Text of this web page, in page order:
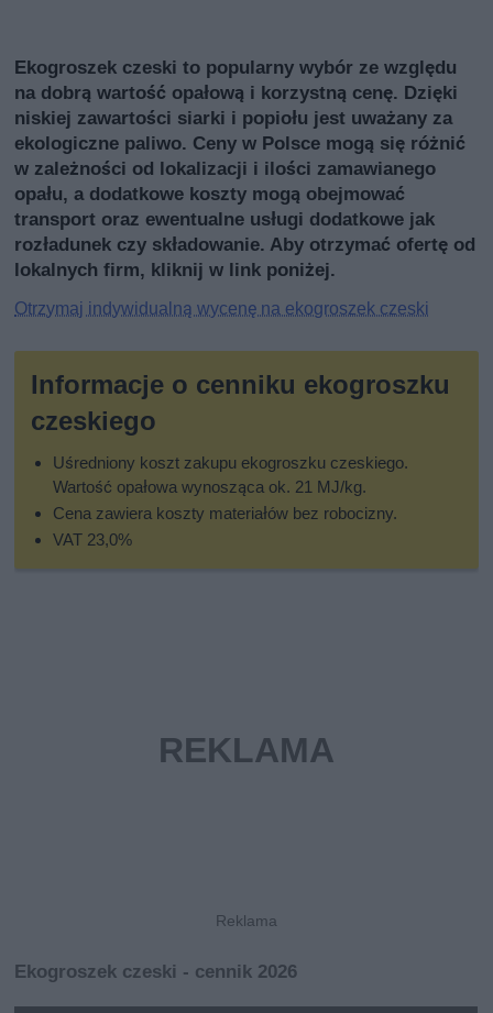
Ekogroszek czeski to popularny wybór ze względu
na dobrą wartość opałową i korzystną cenę. Dzięki
niskiej zawartości siarki i popiołu jest uważany za
ekologiczne paliwo. Ceny w Polsce mogą się różnić
w zależności od lokalizacji i ilości zamawianego
opału, a dodatkowe koszty mogą obejmować
transport oraz ewentualne usługi dodatkowe jak
rozładunek czy składowanie. Aby otrzymać ofertę od
lokalnych firm, kliknij w link poniżej.
Otrzymaj indywidualną wycenę na ekogroszek czeski
Informacje o cenniku ekogroszku
czeskiego
Uśredniony koszt zakupu ekogroszku czeskiego.
Wartość opałowa wynosząca ok. 21 MJ/kg.
Cena zawiera koszty materiałów bez robocizny.
VAT 23,0%
Ekogroszek czeski - cennik 2026